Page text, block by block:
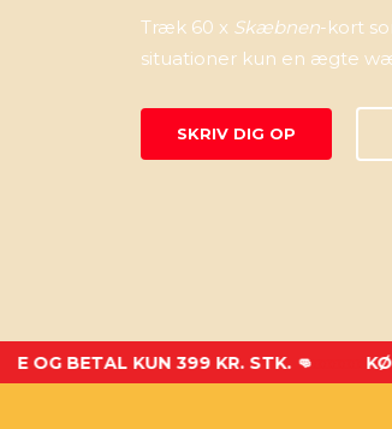
Træk 60 x Skæbnen-kort
situationer kun en ægte
SKRIV DIG OP
KUN 399 KR. STK. 👊 xxxxx KØB 2: